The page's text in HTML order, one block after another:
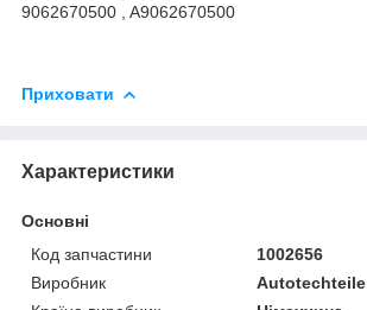
9062670500 , A9062670500
Приховати
Характеристики
Основні
Код запчастини
1002656
Виробник
Autotechteile